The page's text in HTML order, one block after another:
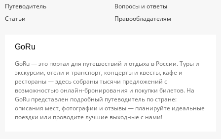
Путеводитель
Статьи
Вопросы и ответы
Правообладателям
GoRu
GoRu — это портал для путешествий и отдыха в России. Туры и
экскурсии, отели и транспорт, концерты и квесты, кафе и
рестораны — здесь собраны тысячи предложений с
возможностью онлайн-бронирования и покупки билетов. На
GoRu представлен подробный путеводитель по стране:
описания мест, фотографии и отзывы — планируйте идеальные
поездки или проводите лучшие выходные с нами!